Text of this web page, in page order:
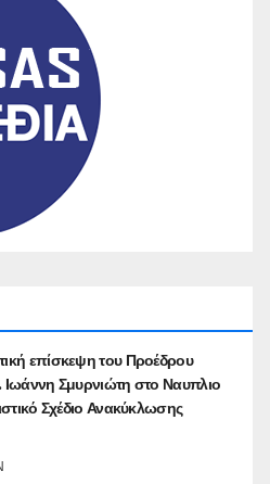
επίσκεψη του Προέδρου
Σμυρνιώτη στο Ναυπλιο
Σχέδιο Ανακύκλωσης